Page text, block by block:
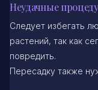
Неудачные
Следует избегать
растений, так как
повредить.
Пересадку также